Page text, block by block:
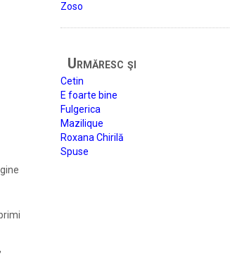
Zoso
Urmăresc şi
Cetin
E foarte bine
Fulgerica
Mazilique
Roxana Chirilă
Spuse